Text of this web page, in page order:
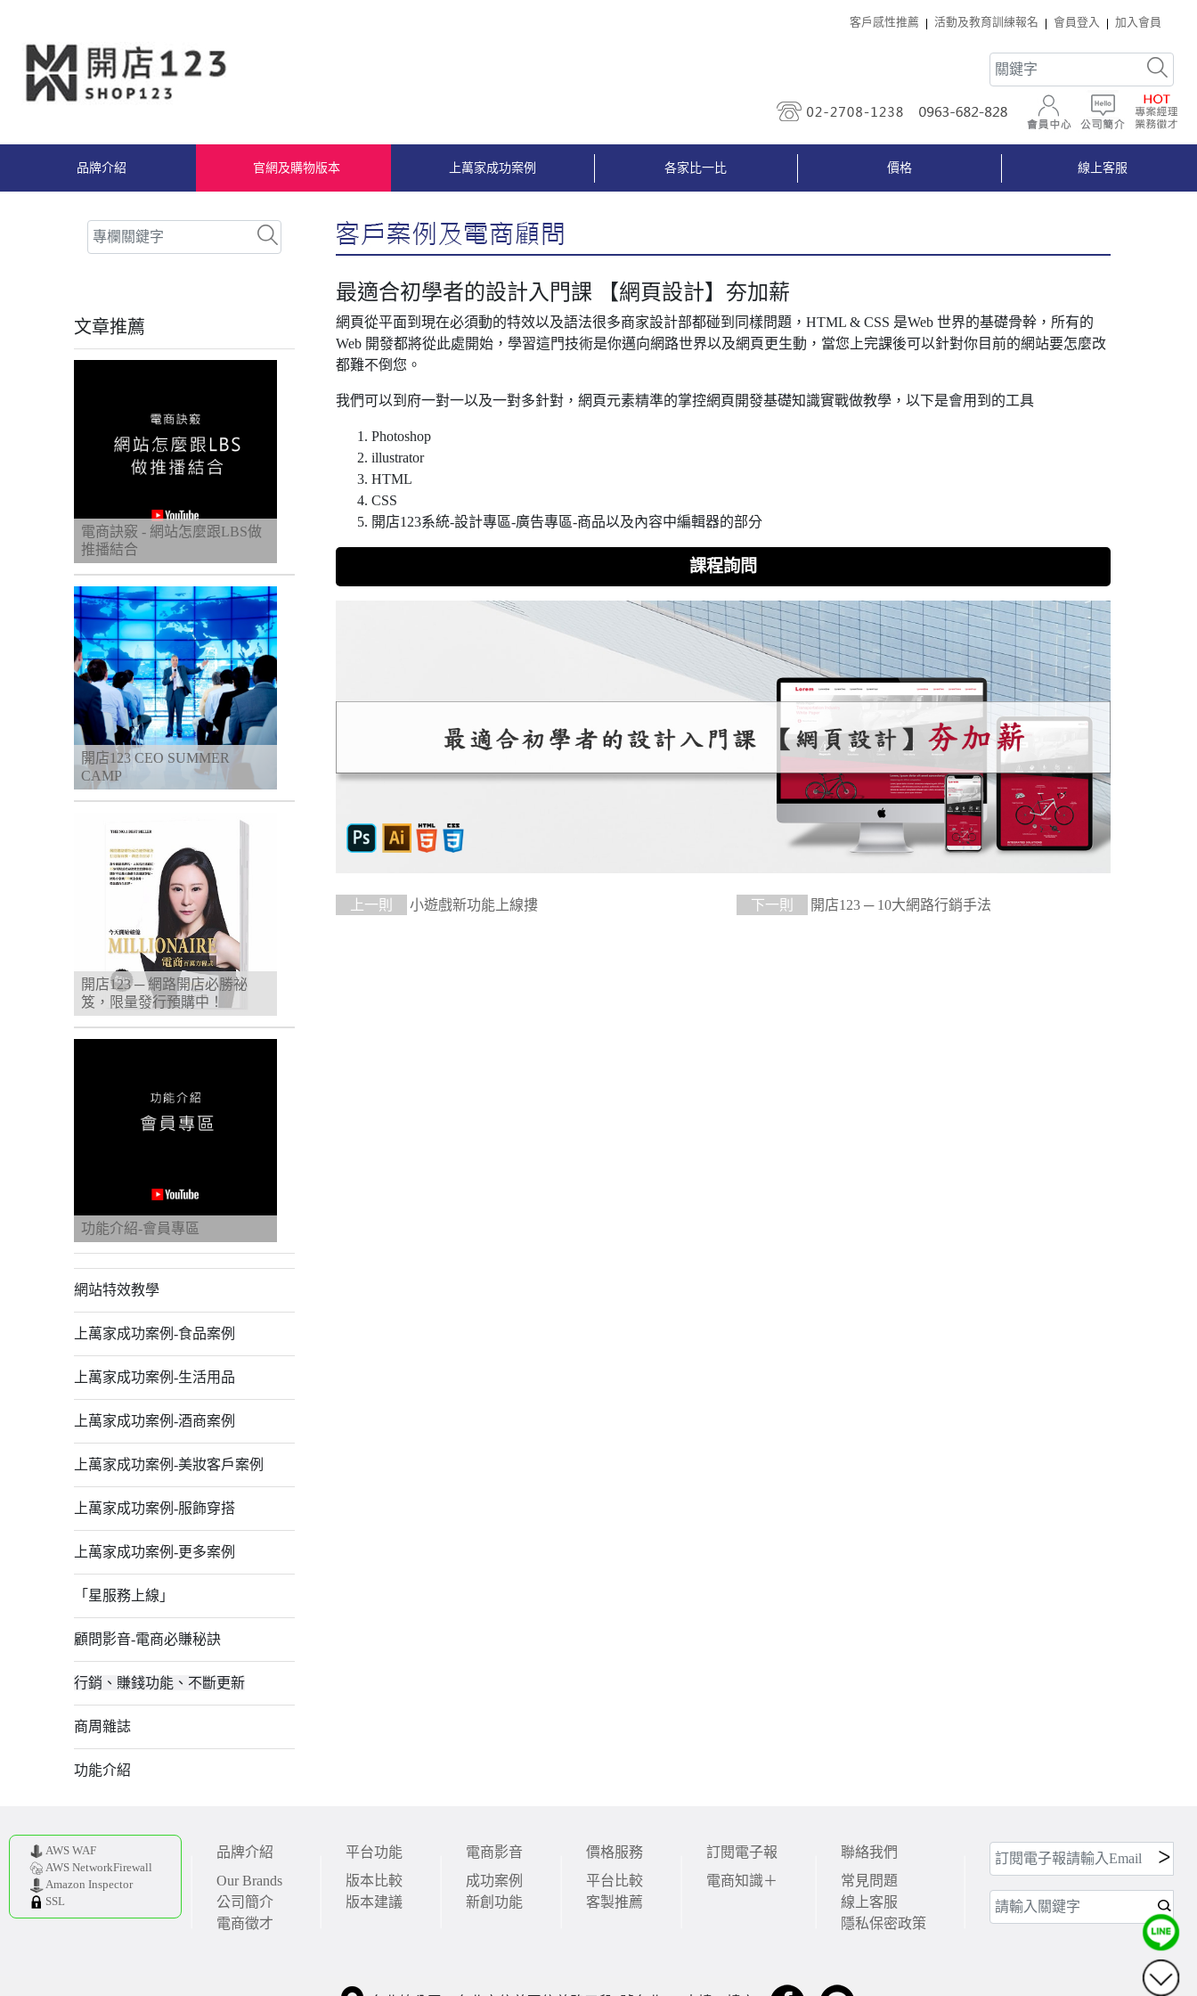
客戶感性推薦 活動及教育訓練報名 會員登入 加入會員
0963-682-828會員中心 公司簡介
品牌介紹 官網及購物版本 上萬家成功案例 各家比一比 價格 線上客服
文章推薦
電商訣竅 - 網站怎麼跟LBS做
推播結合
開店123 CEO SUMMER
CAMP
開店123 ─ 網路開店必勝祕
笈，限量發行預購中！
功能介紹-會員專區
網站特效教學
上萬家成功案例-食品案例
上萬家成功案例-生活用品
上萬家成功案例-酒商案例
上萬家成功案例-美妝客戶案例
上萬家成功案例-服飾穿搭
上萬家成功案例-更多案例
「星服務上線」
顧問影音-電商必賺秘訣
行銷、賺錢功能、不斷更新
商周雜誌
功能介紹
最適合初學者的設計入門課 【網頁設計】夯加薪
網頁從平面到現在必須動的特效以及語法很多商家設計部都碰到同樣問題，HTML & CSS 是Web 世界的基礎骨幹，所有的
Web 開發都將從此處開始，學習這門技術是你邁向網路世界以及網頁更生動，當您上完課後可以針對你目前的網站要怎麼改
都難不倒您。
我們可以到府一對一以及一對多針對，網頁元素精準的掌控網頁開發基礎知識實戰做教學，以下是會用到的工具
Photoshop
illustrator
HTML
CSS
開店123系統-設計專區-廣告專區-商品以及內容中編輯器的部分
課程詢問
上一則 小遊戲新功能上線摟 下一則 開店123 ─ 10大網路行銷手法
AWS WAF
AWS NetworkFirewall
Amazon Inspector
SSL
品牌介紹
Our Brands
公司簡介
電商徵才
平台功能
版本比較
版本建議
電商影音
成功案例
新創功能
價格服務
平台比較
客製推薦
訂閱電子報
電商知識＋
聯絡我們
常見問題
線上客服
隱私保密政策